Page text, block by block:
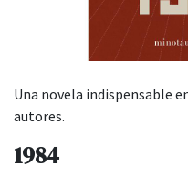
Una novela indispensable
autores.
1984